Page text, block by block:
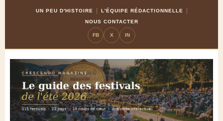
UN PEU D'HISTOIRE
L'ÉQUIPE RÉDACTIONNELLE
NOUS CONTACTER
FB X IN